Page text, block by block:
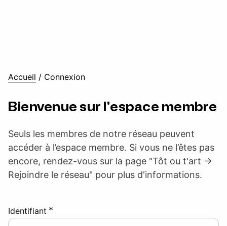
Accueil / Connexion
Bienvenue sur l’espace membre
Seuls les membres de notre réseau peuvent
accéder à l’espace membre. Si vous ne l’êtes pas
encore, rendez-vous sur la page "Tôt ou t'art ->
Rejoindre le réseau" pour plus d'informations.
Identifiant *